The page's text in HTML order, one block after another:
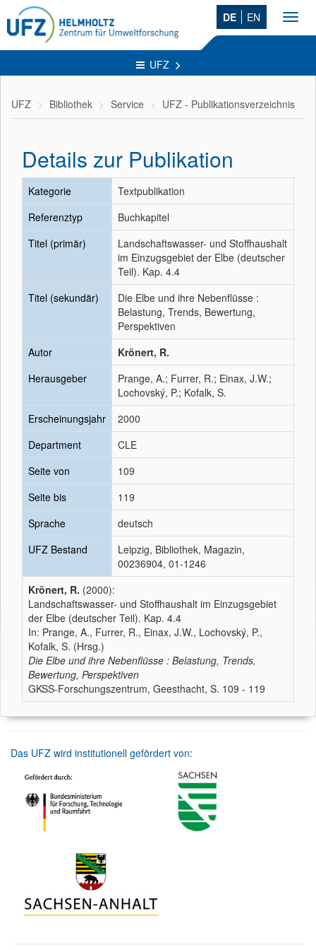
DE EN
UFZ
UFZ Bibliothek Service UFZ - Publikationsverzeichnis
Details zur Publikation
Kategorie
Textpublikation
Referenztyp
Buchkapitel
Titel (primär)
Landschaftswasser- und Stoffhaushalt
im Einzugsgebiet der Elbe (deutscher
Teil). Kap. 4.4
Titel (sekundär)
Die Elbe und ihre Nebenflüsse :
Belastung, Trends, Bewertung,
Perspektiven
Autor
Krönert, R.
Herausgeber
Prange, A.; Furrer, R.; Einax, J.W.;
Lochovský, P.; Kofalk, S.
Erscheinungsjahr
2000
Department
CLE
Seite von
109
Seite bis
119
Sprache
deutsch
UFZ Bestand
Leipzig, Bibliothek, Magazin,
00236904, 01-1246
Krönert, R. (2000):
Landschaftswasser- und Stoffhaushalt im Einzugsgebiet
der Elbe (deutscher Teil). Kap. 4.4
In: Prange, A., Furrer, R., Einax, J.W., Lochovský, P.,
Kofalk, S. (Hrsg.)
Die Elbe und ihre Nebenflüsse : Belastung, Trends,
Bewertung, Perspektiven
GKSS-Forschungszentrum, Geesthacht, S. 109 - 119
Das UFZ wird institutionell gefördert von: